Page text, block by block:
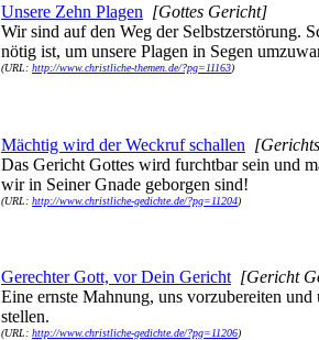
Unsere Zehn Plagen [Gottes Gericht]
Wir sind auf den Weg der Selbstzerstörung.
nötig ist, um unsere Plagen in Segen
(URL: http://www.christliche-themen.de/?pg=11163)
Mächtig wird der Weckruf schallen
Das Gericht Gottes wird furchtbar sein und
wir in Seiner Gnade geborgen sind!
(URL: http://www.christliche-gedichte.de/?pg=11204)
Gerechter Gott, vor Dein Gericht [Gericht
Eine ernste Mahnung, uns vorzubereiten und
stellen.
(URL: http://www.christliche-gedichte.de/?pg=11206)